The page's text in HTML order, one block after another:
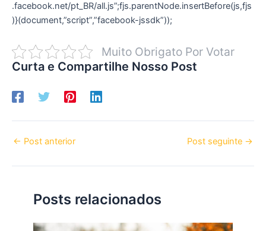
.facebook.net/pt_BR/all.js”;fjs.parentNode.insertBefore(js,fjs
)}(document,”script”,”facebook-jssdk”));
Muito Obrigato Por Votar
Curta e Compartilhe Nosso Post
← Post anterior Post seguinte →
Posts relacionados